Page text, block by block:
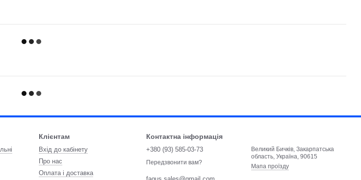
Клієнтам
Вхід до кабінету
Про нас
Оплата і доставка
Контактна інформація
+380 (93) 585-03-73
Передзвонити вам?
Великий Бичків, Закарпатська
область, Україна, 90615
Мапа проїзду